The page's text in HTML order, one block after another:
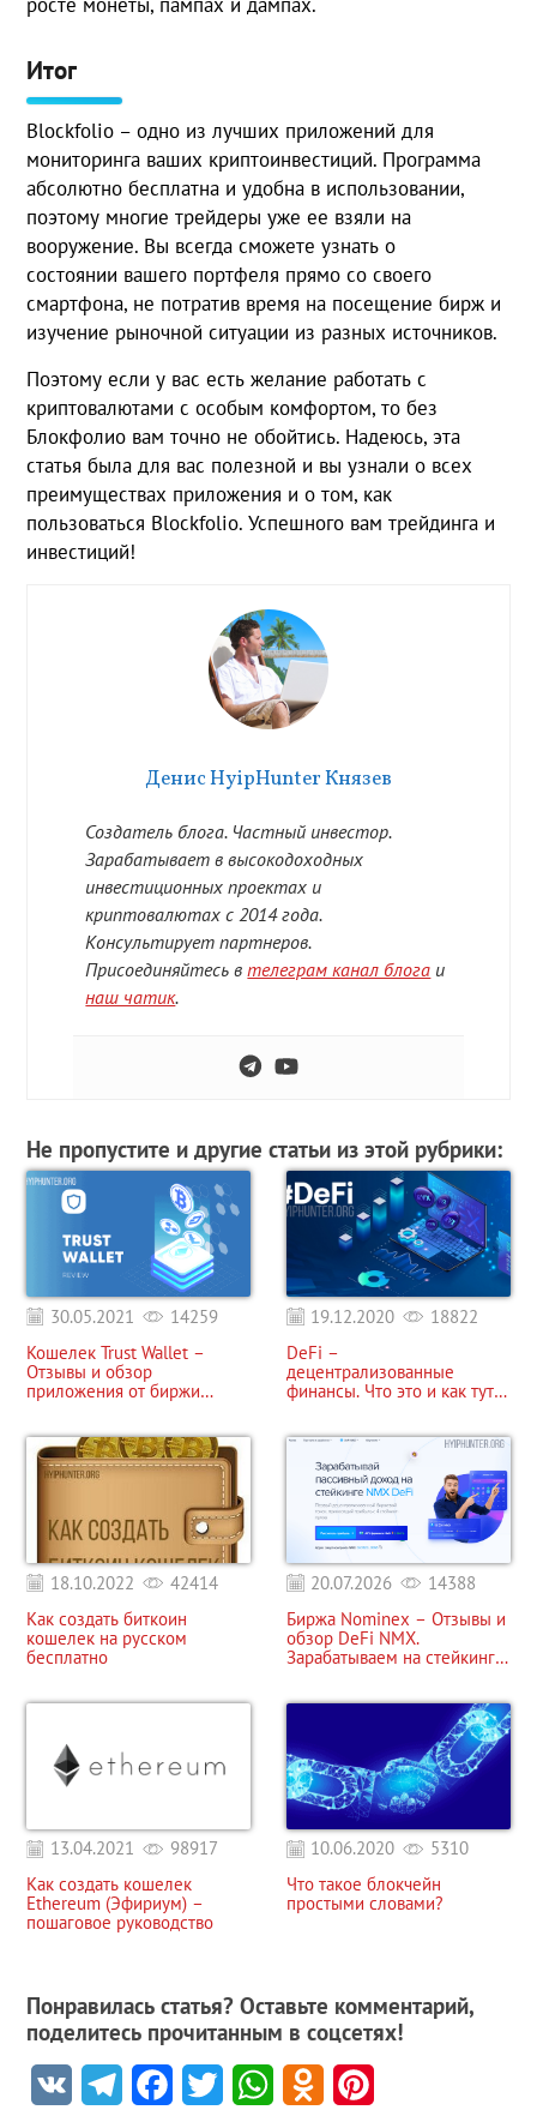
Итог
Blockfolio – одно из лучших приложений для
мониторинга ваших криптоинвестиций. Программа
абсолютно бесплатна и удобна в использовании,
поэтому многие трейдеры уже ее взяли на
вооружение. Вы всегда сможете узнать о
состоянии вашего портфеля прямо со своего
смартфона, не потратив время на посещение бирж и
изучение рыночной ситуации из разных источников.
Поэтому если у вас есть желание работать с
криптовалютами с особым комфортом, то без
Блокфолио вам точно не обойтись. Надеюсь, эта
статья была для вас полезной и вы узнали о всех
преимуществах приложения и о том, как
пользоваться Blockfolio. Успешного вам трейдинга и
инвестиций!
Денис HyipHunter Князев
Создатель блога. Частный инвестор.
Зарабатывает в высокодоходных
инвестиционных проектах и
криптовалютах с 2014 года.
Консультирует партнеров.
Присоединяйтесь втелеграм канал блога и
наш чатик.
Не пропустите и другие статьи из этой рубрики:
30.05.2021
14259
Кошелек Trust Wallet –
Отзывы и обзор
приложения от биржи
19.12.2020
18822
DeFi –
децентрализованные
финансы. Что это и как тут
18.10.2022
42414
Как создать биткоин
кошелек на русском
бесплатно
20.07.2026
14388
Биржа Nominex – Отзывы и
обзор DeFi NMX.
Зарабатываем на стейкинге
13.04.2021
98917
Как создать кошелек
Ethereum (Эфириум) –
пошаговое руководство
10.06.2020
5310
Что такое блокчейн
простыми словами?
Понравилась статья? Оставьте комментарий,
поделитесь прочитанным в соцсетях!
VK TelegramFacebookTwitter WhatsAppOdnoklassniki